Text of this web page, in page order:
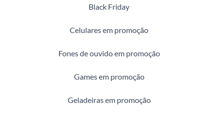
Black Friday
Celulares em promoção
Fones de ouvido em promoção
Games em promoção
Geladeiras em promoção